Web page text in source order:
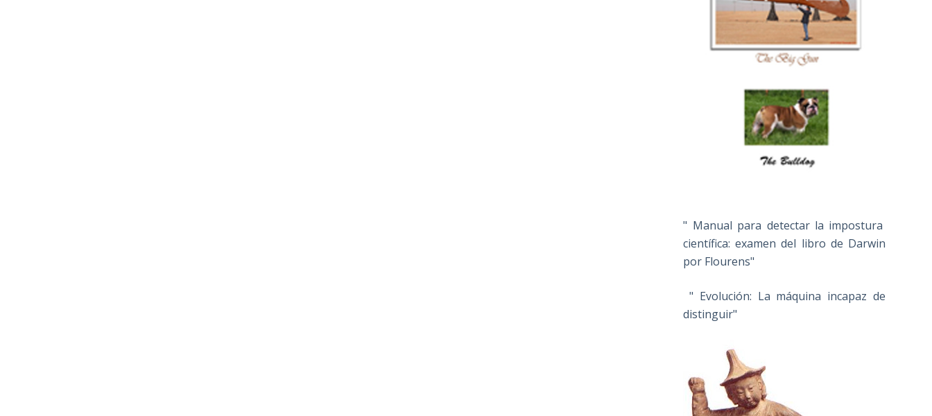
" Manual para detectar la impostura
científica: examen del libro de Darwin
por Flourens"
" Evolución: La máquina incapaz de
distinguir"